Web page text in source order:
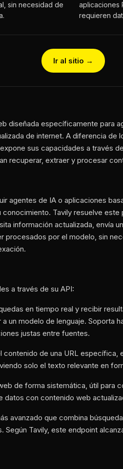
sin necesidad de
aplicaciones
requieren
Ir al sitio →
diseñada específicamente para
de internet. A diferencia de
sus capacidades a través
recuperar, extraer y procesar
agentes de IA o aplicaciones
Tavily resuelve
información actualizada, envía
procesados por el modelo, sin
a través de su API:
en tiempo real y recibir
un modelo de lenguaje. Soporta
justas entre fuentes.
de una URL específica,
solo el texto relevante en
de forma sistemática, útil para
datos con contenido web
avanzado que combina
Según Tavily, este endpoint